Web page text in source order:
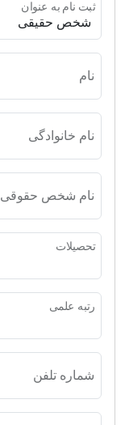
ثبت نام به عنوان
نام
نام خانوادگی
نام شخص حقوقی
تحصیلات
رتبه علمی
شماره تلفن